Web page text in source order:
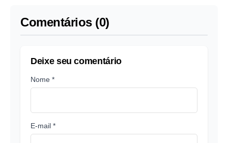
Comentários (0)
Deixe seu comentário
Nome *
E-mail *